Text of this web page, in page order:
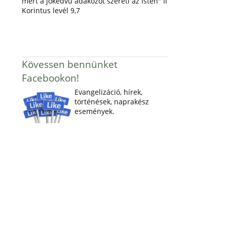
Korintus levél 9,7
Kövessen bennünket
Facebookon!
Evangelizáció, hírek,
történések, naprakész
események.